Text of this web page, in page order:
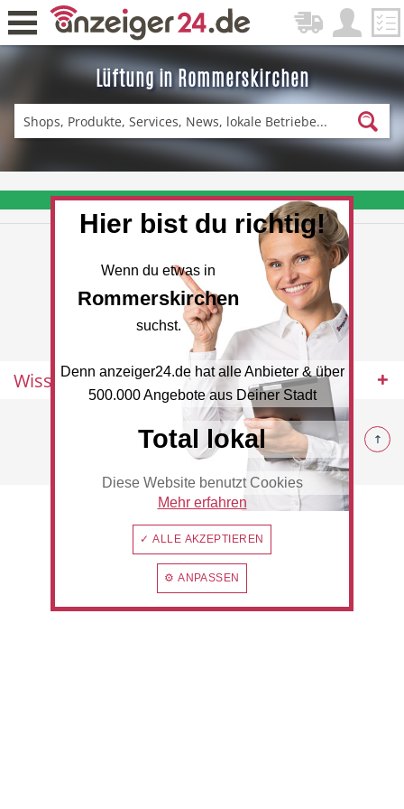
Lüftung in Rommerskirchen
Zurück
Einkaufen
News
Restaurant Hotel
Beauty & Wellness Auto
Handwerk Sport & Freizeit
❤️ Aktuelle Angebote & Prospekte per Newsletter erhalten
Wissenswertes
© 2026 Rommerskirchen
Hier bist du richtig!
Wenn du etwas in
Rommerskirchen
suchst.
Denn anzeiger24.de hat alle Anbieter & über
500.000 Angebote aus Deiner Stadt
Total lokal
Diese Website benutzt Cookies
Mehr erfahren
✓ ALLE AKZEPTIEREN
⚙ ANPASSEN